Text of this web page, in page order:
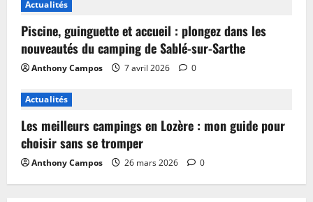
Actualités
Piscine, guinguette et accueil : plongez dans les
nouveautés du camping de Sablé-sur-Sarthe
Anthony Campos 7 avril 2026 0
Actualités
Les meilleurs campings en Lozère : mon guide pour
choisir sans se tromper
Anthony Campos 26 mars 2026 0